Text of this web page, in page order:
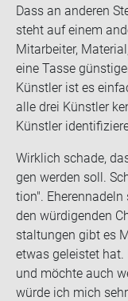
Dass an an­de­ren
steht auf einem
Mit­ar­bei­ter,
eine Tasse
Künst­ler ist es
alle drei Künst­ler
Künst­ler
Wirk­lich scha­de,
gen wer­den soll.
ti­on".
den wür­di­gen­den
stal­tun­gen gibt es
etwas ge­leis­tet hat.
und möch­te auch
würde ich mich